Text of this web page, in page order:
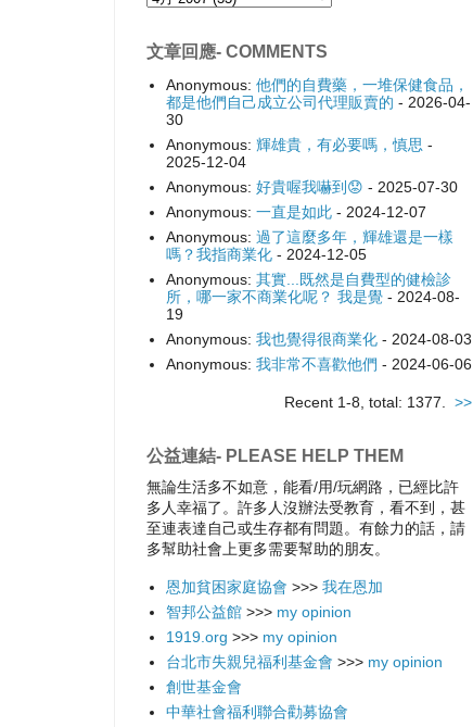
文章回應- COMMENTS
Anonymous: 他們的自費藥，一堆保健食品，
都是他們自己成立公司代理販賣的 - 2026-04-
30
Anonymous: 輝雄貴，有必要嗎，慎思 -
2025-12-04
Anonymous: 好貴喔我嚇到😟 - 2025-07-30
Anonymous: 一直是如此- 2024-12-07
Anonymous: 過了這麼多年，輝雄還是一樣
嗎？我指商業化- 2024-12-05
Anonymous: 其實...既然是自費型的健檢診
所，哪一家不商業化呢？ 我是覺- 2024-08-
19
Anonymous: 我也覺得很商業化- 2024-08-03
Anonymous: 我非常不喜歡他們 - 2024-06-06
Recent 1-8, total: 1377. >>
公益連結- PLEASE HELP THEM
無論生活多不如意，能看/用/玩網路，已經比許
多人幸福了。許多人沒辦法受教育，看不到，甚
至連表達自己或生存都有問題。有餘力的話，請
多幫助社會上更多需要幫助的朋友。
恩加貧困家庭協會 >>> 我在恩加
智邦公益館>>> my opinion
1919.org >>> my opinion
台北市失親兒福利基金會 >>> my opinion
創世基金會
中華社會福利聯合勸募協會